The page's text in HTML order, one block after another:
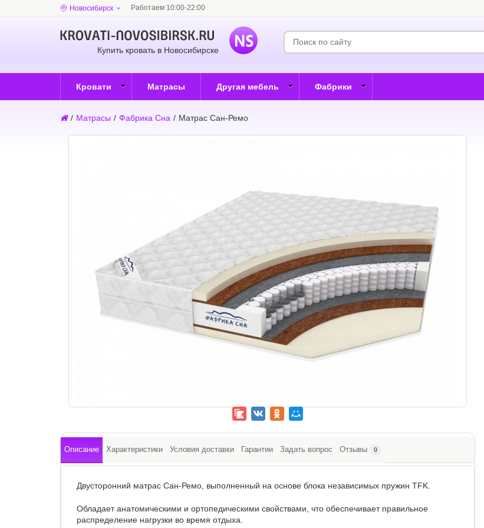
Новосибирск Работаем 10:00-22:00
Купить кровать в Новосибирске
Кровати Матрасы Другая мебель Фабрики
/ Матрасы / Фабрика Сна / Матрас Сан-Ремо
Описание Характеристики Условия доставки Гарантии Задать вопрос Отзывы 0
Двусторонний матрас Сан-Ремо, выполненный на основе блока независимых пружин TFK.
Обладает анатомическими и ортопедическими свойствами, что обеспечивает правильное
распределение нагрузки во время отдыха.